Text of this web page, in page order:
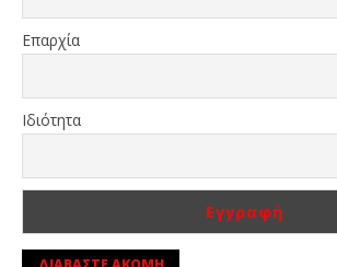
Επαρχία
Ιδιότητα